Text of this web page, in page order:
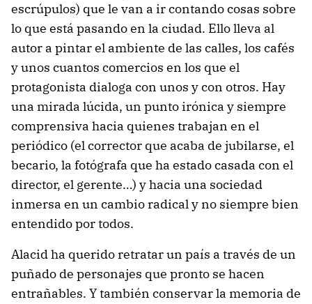
escrúpulos) que le van a ir contando cosas sobre
lo que está pasando en la ciudad. Ello lleva al
autor a pintar el ambiente de las calles, los cafés
y unos cuantos comercios en los que el
protagonista dialoga con unos y con otros. Hay
una mirada lúcida, un punto irónica y siempre
comprensiva hacia quienes trabajan en el
periódico (el corrector que acaba de jubilarse, el
becario, la fotógrafa que ha estado casada con el
director, el gerente…) y hacia una sociedad
inmersa en un cambio radical y no siempre bien
entendido por todos.
Alacid ha querido retratar un país a través de un
puñado de personajes que pronto se hacen
entrañables. Y también conservar la memoria de